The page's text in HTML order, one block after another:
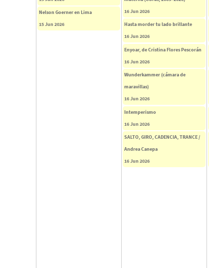
Nelson Goerner en Lima
15 Jun 2026
16 Jun 2026
Hasta morder tu lado brillante
16 Jun 2026
Enyoar, de Cristina Flores Pescorán
16 Jun 2026
Wunderkammer (cámara de
maravillas)
16 Jun 2026
Intemperismo
16 Jun 2026
SALTO, GIRO, CADENCIA, TRANCE /
Andrea Canepa
16 Jun 2026